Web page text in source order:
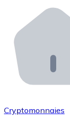
Intégrez
API Bitnovo
Intégrez
Rejoignez
Cryptomonnaies